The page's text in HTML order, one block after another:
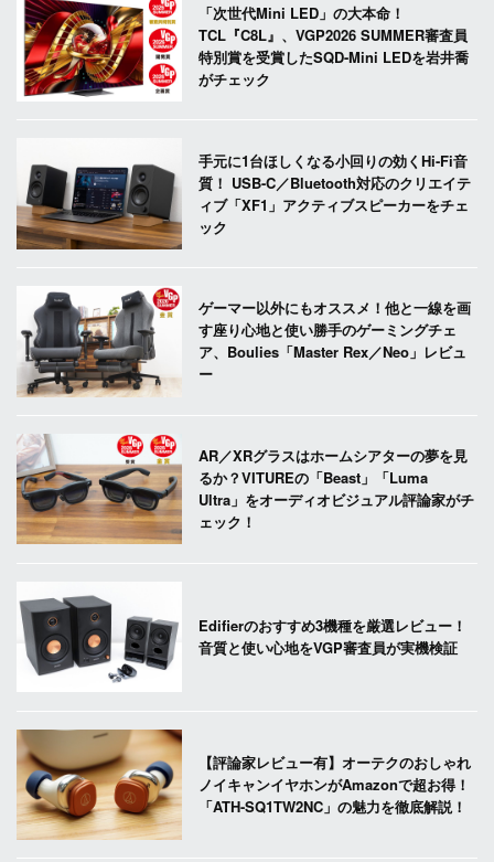
「次世代Mini LED」の大本命！
TCL『C8L』、VGP2026 SUMMER審査員
特別賞を受賞したSQD-Mini LEDを岩井喬
がチェック
手元に1台ほしくなる小回りの効くHi-Fi音
質！ USB-C／Bluetooth対応のクリエイテ
ィブ「XF1」アクティブスピーカーをチェ
ック
ゲーマー以外にもオススメ！他と一線を画
す座り心地と使い勝手のゲーミングチェ
ア、Boulies「Master Rex／Neo」レビュ
ー
AR／XRグラスはホームシアターの夢を見
るか？VITUREの「Beast」「Luma
Ultra」をオーディオビジュアル評論家がチ
ェック！
Edifierのおすすめ3機種を厳選レビュー！
音質と使い心地をVGP審査員が実機検証
【評論家レビュー有】オーテクのおしゃれ
ノイキャンイヤホンがAmazonで超お得！
「ATH-SQ1TW2NC」の魅力を徹底解説！